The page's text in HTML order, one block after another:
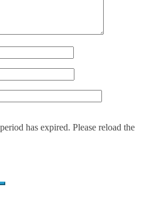
has expired. Please reload the